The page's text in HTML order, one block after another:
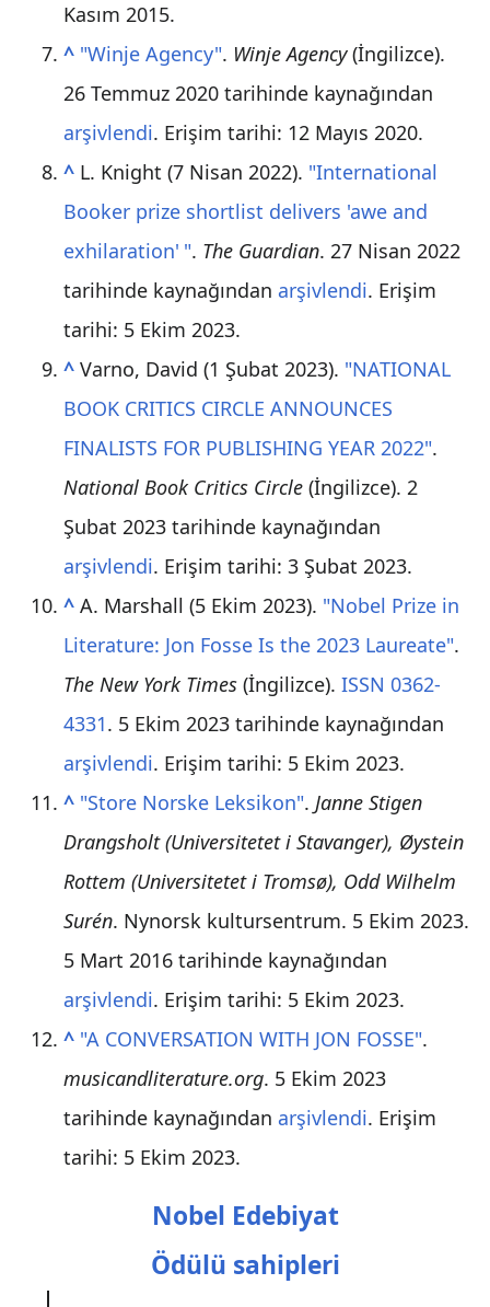
Kasım 2015.
^ "Winje Agency". Winje Agency(İngilizce).
26 Temmuz 2020 tarihinde kaynağından
arşivlendi. Erişim tarihi: 12 Mayıs 2020.
^ L. Knight (7 Nisan 2022). "International
Booker prize shortlist delivers 'awe and
exhilaration' ". The Guardian. 27 Nisan 2022
tarihinde kaynağından arşivlendi. Erişim
tarihi: 5 Ekim 2023.
^ Varno, David (1 Şubat 2023). "NATIONAL
BOOK CRITICS CIRCLE ANNOUNCES
FINALISTS FOR PUBLISHING YEAR 2022".
National Book Critics Circle(İngilizce). 2
Şubat 2023 tarihinde kaynağından
arşivlendi. Erişim tarihi: 3 Şubat 2023.
^ A. Marshall (5 Ekim 2023). "Nobel Prize in
Literature: Jon Fosse Is the 2023 Laureate".
The New York Times(İngilizce). ISSN 0362-
4331. 5 Ekim 2023 tarihinde kaynağından
arşivlendi. Erişim tarihi: 5 Ekim 2023.
^ "Store Norske Leksikon". Janne Stigen
Drangsholt (Universitetet i Stavanger), Øystein
Rottem (Universitetet i Tromsø), Odd Wilhelm
Surén. Nynorsk kultursentrum. 5 Ekim 2023.
5 Mart 2016 tarihinde kaynağından
arşivlendi. Erişim tarihi: 5 Ekim 2023.
^ "A CONVERSATION WITH JON FOSSE".
musicandliterature.org. 5 Ekim 2023
tarihinde kaynağından arşivlendi. Erişim
tarihi: 5 Ekim 2023.
Nobel Edebiyat
Ödülü sahipleri